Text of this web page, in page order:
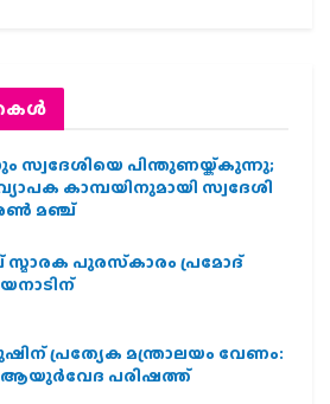
സ്വദേശിയെ പിന്തുണയ്ക്കുന്നു;
കാമ്പയിനുമായി സ്വദേശി
മഞ്ച്
സ്മാരക പുരസ്‌കാരം പ്രമോദ്
പ്രത്യേക മന്ത്രാലയം വേണം:
ആയുര്‍വേദ പരിഷത്ത്